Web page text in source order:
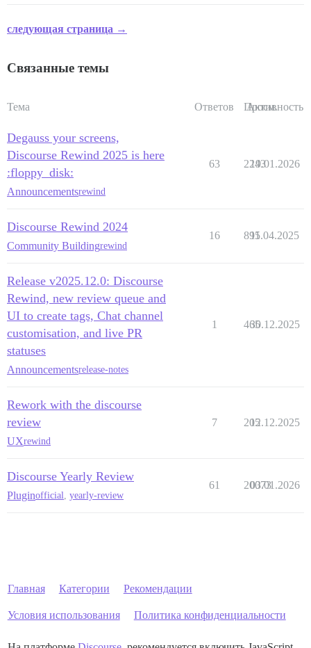
следующая страница →
Связанные темы
Тема Ответов Просм.
Активность
Degauss your screens,
Discourse Rewind 2025 is here
:floppy_disk:
Announcementsrewind
63 2243
19.01.2026
Discourse Rewind 2024
Community Buildingrewind
16 895
11.04.2025
Release v2025.12.0: Discourse
Rewind, new review queue and
UI to create tags, Chat channel
customisation, and live PR
statuses
Announcementsrelease-notes
1 465
30.12.2025
Rework with the discourse
review
UXrewind
7 205
12.12.2025
Discourse Yearly Review
Pluginofficial, yearly-review
61 20073
03.01.2026
Главная Категории Рекомендации
Условия использования Политика конфиденциальности